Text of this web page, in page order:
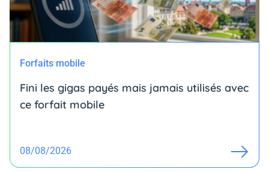
Forfaits mobile
Fini les gigas payés mais jamais utilisés avec
ce forfait mobile
08/08/2026